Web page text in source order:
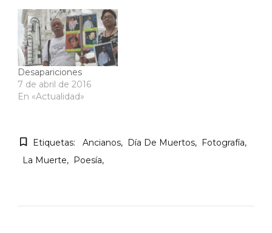
Desapariciones
7 de abril de 2016
En «Actualidad»
Etiquetas: Ancianos Día De Muertos
Fotografía
La Muerte
Poesía